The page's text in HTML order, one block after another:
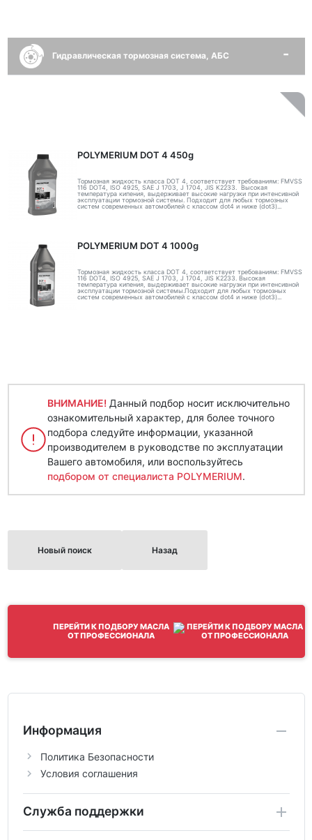
Гидравлическая тормозная система, АБС
POLYMERIUM DOT 4 450g
Тормозная жидкость класса DOT 4, соответствует требованиям: FMVSS
116 DOT4, ISO 4925, SAE J 1703, J 1704, JIS K2233. Высокая
температура кипения, выдерживает высокие нагрузки при интенсивной
эксплуатации тормозной системы. Подходит для любых тормозных
систем современных автомобилей с классом dot4 и ниже (dot3)...
POLYMERIUM DOT 4 1000g
Тормозная жидкость класса DOT 4, соответствует требованиям: FMVSS
116 DOT4, ISO 4925, SAE J 1703, J 1704, JIS K2233. Высокая
температура кипения, выдерживает высокие нагрузки при интенсивной
эксплуатации тормозной системы.Подходит для любых тормозных
систем современных автомобилей с классом dot4 и ниже (dot3)...
ВНИМАНИЕ! Данный подбор носит исключительно
ознакомительный характер, для более точного
подбора следуйте информации, указанной
производителем в руководстве по эксплуатации
Вашего автомобиля, или воспользуйтесь
подбором от специалиста POLYMERIUM.
Новый поиск Назад
ПЕРЕЙТИ К ПОДБОРУ МАСЛА
ОТ ПРОФЕССИОНАЛА
Информация
Политика Безопасности
Условия соглашения
Служба поддержки